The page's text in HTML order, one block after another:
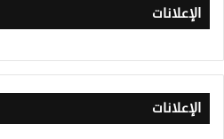
الإعلانات
الإعلانات